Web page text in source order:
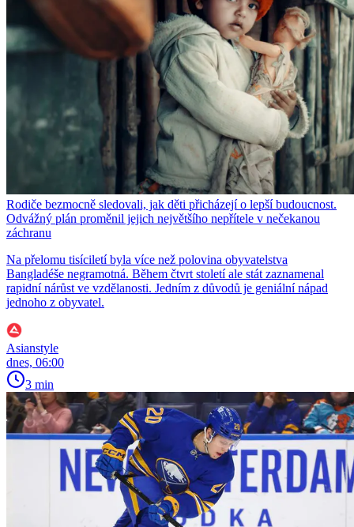
Rodiče bezmocně sledovali, jak děti přicházejí o lepší budoucnost.
Odvážný plán proměnil jejich největšího nepřítele v nečekanou
záchranu
Na přelomu tisíciletí byla více než polovina obyvatelstva
Bangladéše negramotná. Během čtvrt století ale stát zaznamenal
rapidní nárůst ve vzdělanosti. Jedním z důvodů je geniální nápad
jednoho z obyvatel.
Asianstyle
dnes, 06:00
3 min